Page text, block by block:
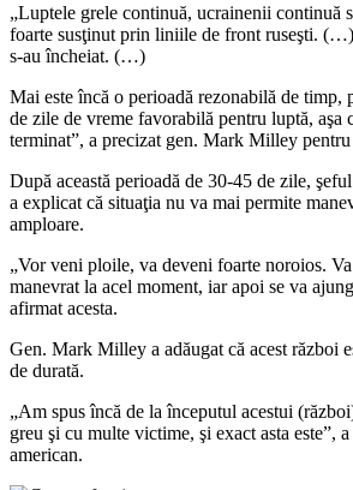
„Luptele grele continuă, ucrainenii continuă
foarte susţinut prin liniile de front ruseşti.
s-au încheiat. (…)
Mai este încă o perioadă rezonabilă de timp,
de zile de vreme favorabilă pentru luptă, aşa
terminat”, a precizat gen. Mark Milley
După această perioadă de 30-45 de zile,
a explicat că situaţia nu va mai permite
amploare.
„Vor veni ploile, va deveni foarte noroios.
manevrat la acel moment, iar apoi se va
afirmat acesta.
Gen. Mark Milley a adăugat că acest război
de durată.
„Am spus încă de la începutul acestui
greu şi cu multe victime, şi exact asta este”,
american.